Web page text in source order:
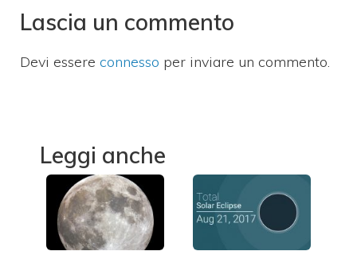
Lascia un commento
Devi essere connesso per inviare un commento.
Leggi anche